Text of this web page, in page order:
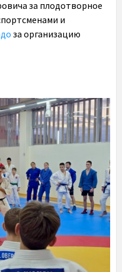
за плодотворное
и
за организацию